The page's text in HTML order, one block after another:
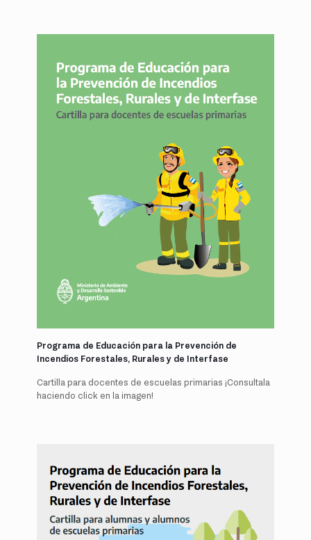
Programa de Educación para la Prevención de
Incendios Forestales, Rurales y de Interfase
Cartilla para docentes de escuelas primarias ¡Consultala
haciendo click en la imagen!